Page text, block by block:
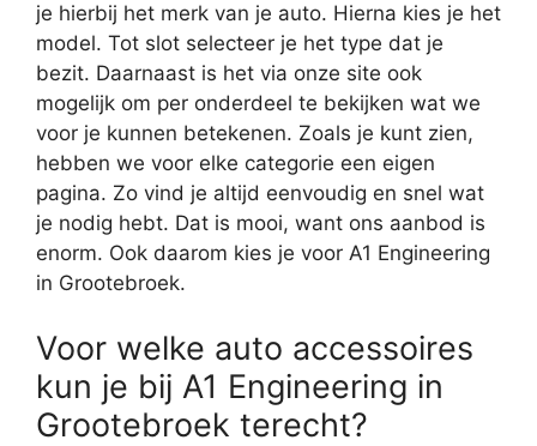
je hierbij het merk van je auto. Hierna kies je het
model. Tot slot selecteer je het type dat je
bezit. Daarnaast is het via onze site ook
mogelijk om per onderdeel te bekijken wat we
voor je kunnen betekenen. Zoals je kunt zien,
hebben we voor elke categorie een eigen
pagina. Zo vind je altijd eenvoudig en snel wat
je nodig hebt. Dat is mooi, want ons aanbod is
enorm. Ook daarom kies je voor A1 Engineering
in Grootebroek.
Voor welke auto accessoires
kun je bij A1 Engineering in
Grootebroek terecht?